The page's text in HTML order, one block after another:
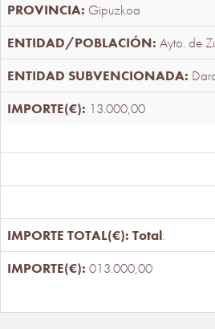
Gipuzkoa
Ayto. de
13.000,00
Total:
013.000,00